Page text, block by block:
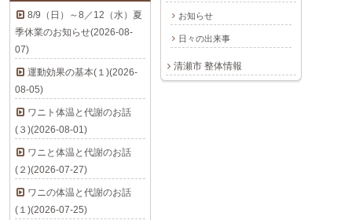
お知らせ
日々の出来事
清瀬市 整体情報
8/9（日）～8／12（水）夏
季休業のお知らせ(2026-08-
07)
運動効果の基本(１)(2026-
08-05)
ワニト体温と代謝のお話
(３)(2026-08-01)
ワニと体温と代謝のお話
(２)(2026-07-27)
ワニの体温と代謝のお話
(１)(2026-07-25)